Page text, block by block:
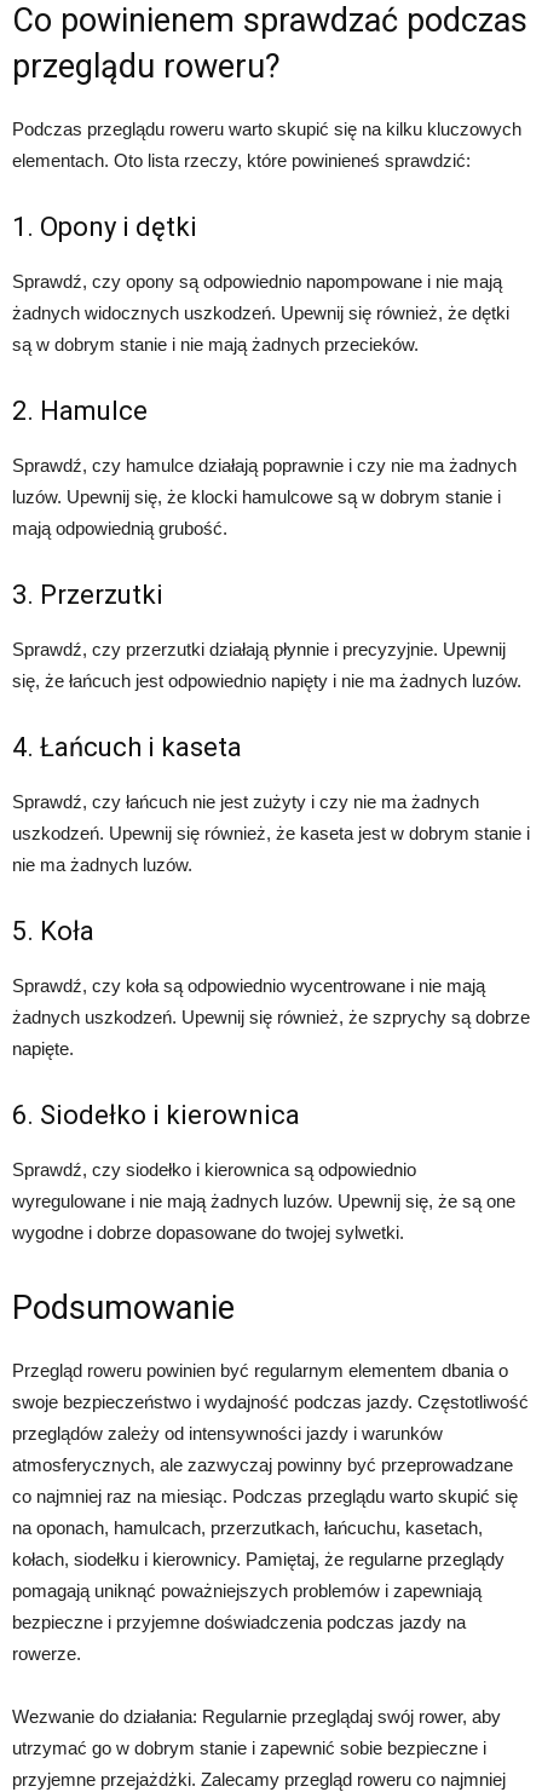
Co powinienem sprawdzać podczas
przeglądu roweru?
Podczas przeglądu roweru warto skupić się na kilku kluczowych
elementach. Oto lista rzeczy, które powinieneś sprawdzić:
1. Opony i dętki
Sprawdź, czy opony są odpowiednio napompowane i nie mają
żadnych widocznych uszkodzeń. Upewnij się również, że dętki
są w dobrym stanie i nie mają żadnych przecieków.
2. Hamulce
Sprawdź, czy hamulce działają poprawnie i czy nie ma żadnych
luzów. Upewnij się, że klocki hamulcowe są w dobrym stanie i
mają odpowiednią grubość.
3. Przerzutki
Sprawdź, czy przerzutki działają płynnie i precyzyjnie. Upewnij
się, że łańcuch jest odpowiednio napięty i nie ma żadnych luzów.
4. Łańcuch i kaseta
Sprawdź, czy łańcuch nie jest zużyty i czy nie ma żadnych
uszkodzeń. Upewnij się również, że kaseta jest w dobrym stanie i
nie ma żadnych luzów.
5. Koła
Sprawdź, czy koła są odpowiednio wycentrowane i nie mają
żadnych uszkodzeń. Upewnij się również, że szprychy są dobrze
napięte.
6. Siodełko i kierownica
Sprawdź, czy siodełko i kierownica są odpowiednio
wyregulowane i nie mają żadnych luzów. Upewnij się, że są one
wygodne i dobrze dopasowane do twojej sylwetki.
Podsumowanie
Przegląd roweru powinien być regularnym elementem dbania o
swoje bezpieczeństwo i wydajność podczas jazdy. Częstotliwość
przeglądów zależy od intensywności jazdy i warunków
atmosferycznych, ale zazwyczaj powinny być przeprowadzane
co najmniej raz na miesiąc. Podczas przeglądu warto skupić się
na oponach, hamulcach, przerzutkach, łańcuchu, kasetach,
kołach, siodełku i kierownicy. Pamiętaj, że regularne przeglądy
pomagają uniknąć poważniejszych problemów i zapewniają
bezpieczne i przyjemne doświadczenia podczas jazdy na
rowerze.
Wezwanie do działania: Regularnie przeglądaj swój rower, aby
utrzymać go w dobrym stanie i zapewnić sobie bezpieczne i
przyjemne przejażdżki. Zalecamy przegląd roweru co najmniej